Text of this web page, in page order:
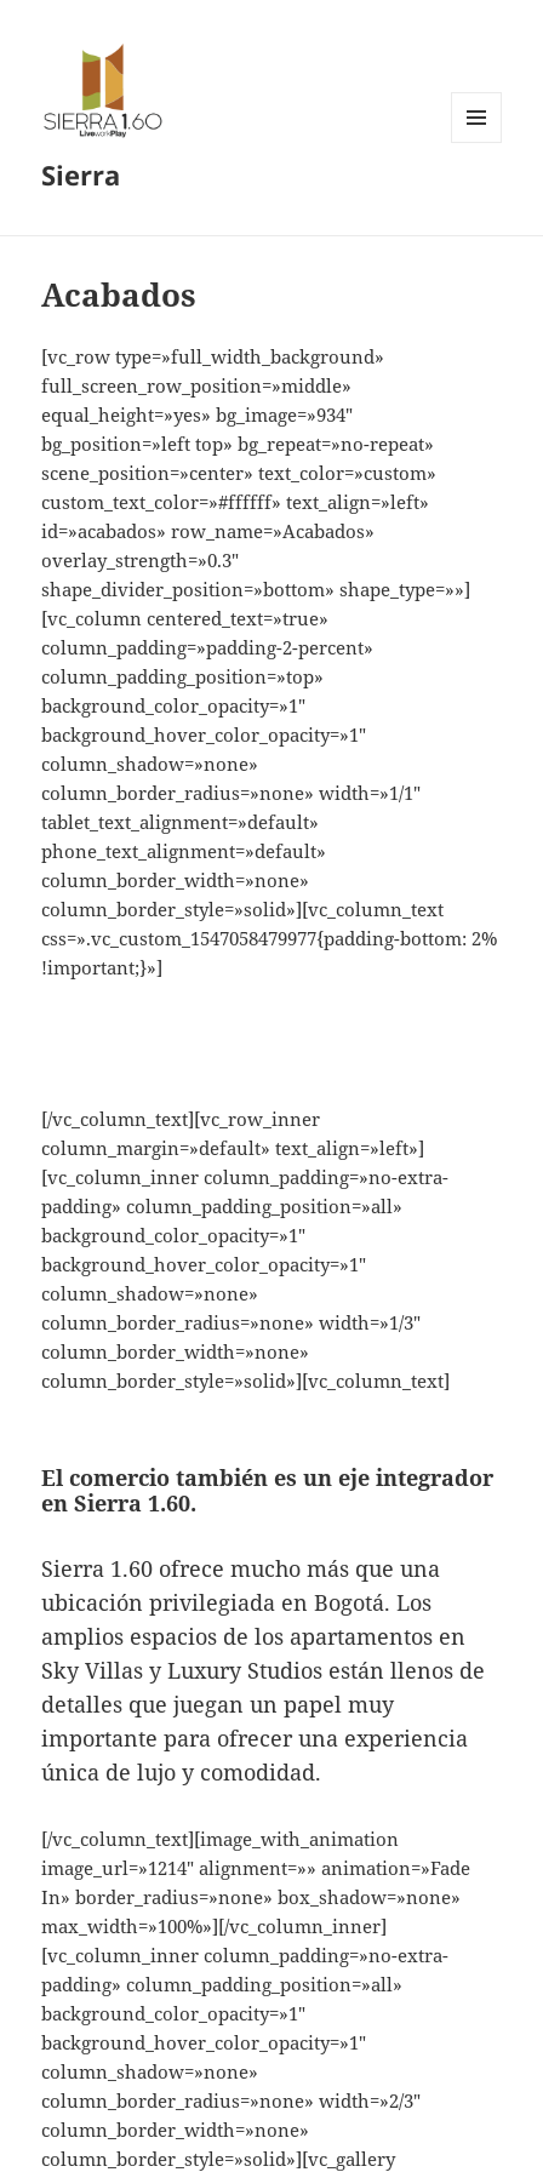
Sierra
Acabados
[vc_row type=»full_width_background»
full_screen_row_position=»middle»
equal_height=»yes» bg_image=»934″
bg_position=»left top» bg_repeat=»no-repeat»
scene_position=»center» text_color=»custom»
custom_text_color=»#ffffff» text_align=»left»
id=»acabados» row_name=»Acabados»
overlay_strength=»0.3″
shape_divider_position=»bottom» shape_type=»»]
[vc_column centered_text=»true»
column_padding=»padding-2-percent»
column_padding_position=»top»
background_color_opacity=»1″
background_hover_color_opacity=»1″
column_shadow=»none»
column_border_radius=»none» width=»1/1″
tablet_text_alignment=»default»
phone_text_alignment=»default»
column_border_width=»none»
column_border_style=»solid»][vc_column_text
css=».vc_custom_1547058479977{padding-bottom: 2%
!important;}»]
[/vc_column_text][vc_row_inner
column_margin=»default» text_align=»left»]
[vc_column_inner column_padding=»no-extra-
padding» column_padding_position=»all»
background_color_opacity=»1″
background_hover_color_opacity=»1″
column_shadow=»none»
column_border_radius=»none» width=»1/3″
column_border_width=»none»
column_border_style=»solid»][vc_column_text]
El comercio también es un eje integrador
en Sierra 1.60.
Sierra 1.60 ofrece mucho más que una
ubicación privilegiada en Bogotá. Los
amplios espacios de los apartamentos en
Sky Villas y Luxury Studios están llenos de
detalles que juegan un papel muy
importante para ofrecer una experiencia
única de lujo y comodidad.
[/vc_column_text][image_with_animation
image_url=»1214″ alignment=»» animation=»Fade
In» border_radius=»none» box_shadow=»none»
max_width=»100%»][/vc_column_inner]
[vc_column_inner column_padding=»no-extra-
padding» column_padding_position=»all»
background_color_opacity=»1″
background_hover_color_opacity=»1″
column_shadow=»none»
column_border_radius=»none» width=»2/3″
column_border_width=»none»
column_border_style=»solid»][vc_gallery